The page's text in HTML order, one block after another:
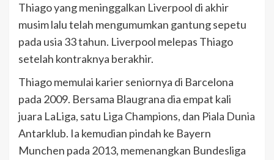
Thiago yang meninggalkan Liverpool di akhir
musim lalu telah mengumumkan gantung sepetu
pada usia 33 tahun. Liverpool melepas Thiago
setelah kontraknya berakhir.
Thiago memulai karier seniornya di Barcelona
pada 2009. Bersama Blaugrana dia empat kali
juara LaLiga, satu Liga Champions, dan Piala Dunia
Antarklub. Ia kemudian pindah ke Bayern
Munchen pada 2013, memenangkan Bundesliga